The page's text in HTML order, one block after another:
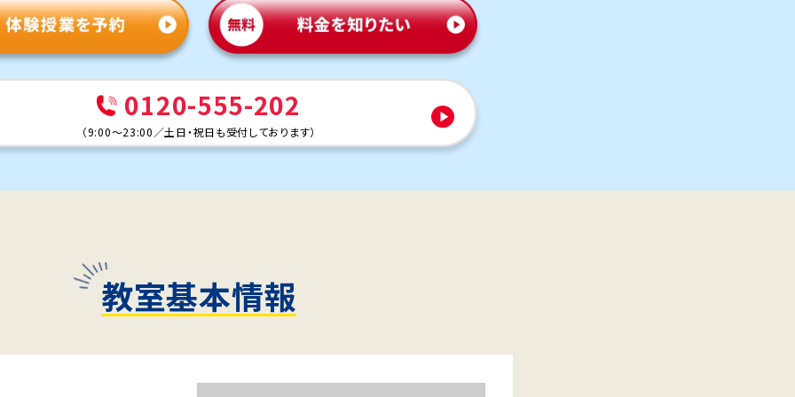
0120-555-202
（9:00～23:00 ／土日・祝日も受付しております）
教室基本情報